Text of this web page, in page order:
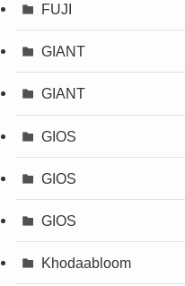
FUJI
GIANT
GIANT
GIOS
GIOS
GIOS
Khodaabloom